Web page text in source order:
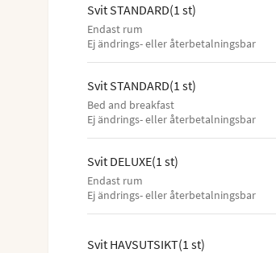
Svit STANDARD(1 st)
Endast rum
Ej ändrings- eller återbetalningsbar
Svit STANDARD(1 st)
Bed and breakfast
Ej ändrings- eller återbetalningsbar
Svit DELUXE(1 st)
Endast rum
Ej ändrings- eller återbetalningsbar
Svit HAVSUTSIKT(1 st)